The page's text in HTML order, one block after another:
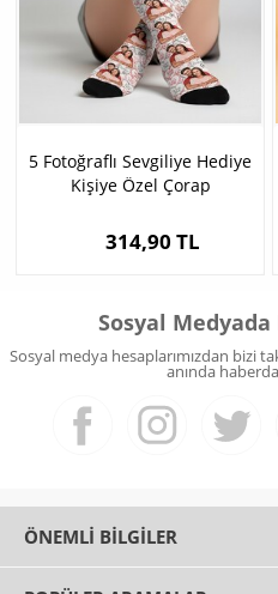
5 Fotoğraflı Sevgiliye Hediye
Kişiye Özel Çorap
314,90 TL
Sosyal
Sosyal medya hesaplarımızdan bizi
anında
ÖNEMLI BILGILER